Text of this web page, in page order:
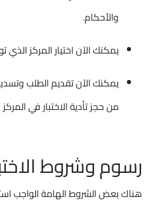
والأحكام.
يمكنك الآن اختيار المركز الذي
يمكنك الآن تقديم الطلب
من حجز تأدية الاختبار في
رسوم وشروط
هناك بعض الشروط الهامة الواجب